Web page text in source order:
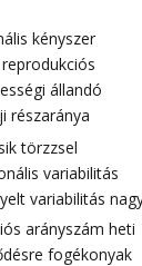
kényszer
állandó
részaránya
törzzsel
variabilitás
variabilitás
arányszám heti
fogékonyak